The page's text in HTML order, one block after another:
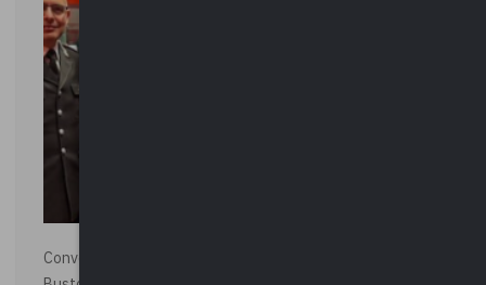
Convegno “La Polizia Locale per la sicurezza della città”,